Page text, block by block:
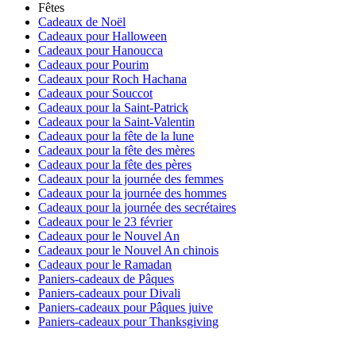
Fêtes
Cadeaux de Noël
Cadeaux pour Halloween
Cadeaux pour Hanoucca
Cadeaux pour Pourim
Cadeaux pour Roch Hachana
Cadeaux pour Souccot
Cadeaux pour la Saint-Patrick
Cadeaux pour la Saint-Valentin
Cadeaux pour la fête de la lune
Cadeaux pour la fête des mères
Cadeaux pour la fête des pères
Cadeaux pour la journée des femmes
Cadeaux pour la journée des hommes
Cadeaux pour la journée des secrétaires
Cadeaux pour le 23 février
Cadeaux pour le Nouvel An
Cadeaux pour le Nouvel An chinois
Cadeaux pour le Ramadan
Paniers-cadeaux de Pâques
Paniers-cadeaux pour Divali
Paniers-cadeaux pour Pâques juive
Paniers-cadeaux pour Thanksgiving